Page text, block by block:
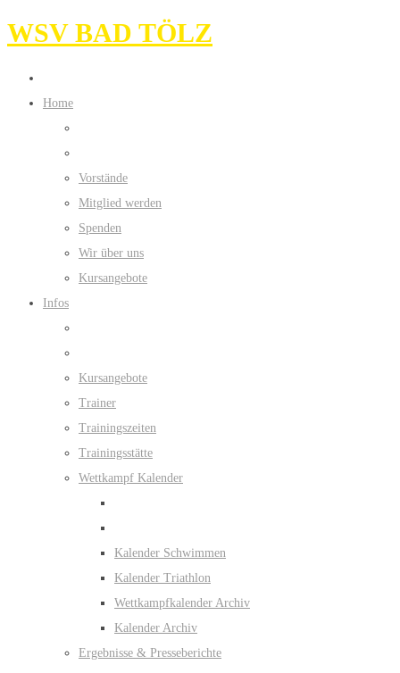
WSV BAD TÖLZ
Home
Vorstände
Mitglied werden
Spenden
Wir über uns
Kursangebote
Infos
Kursangebote
Trainer
Trainingszeiten
Trainingsstätte
Wettkampf Kalender
Kalender Schwimmen
Kalender Triathlon
Wettkampfkalender Archiv
Kalender Archiv
Ergebnisse & Presseberichte